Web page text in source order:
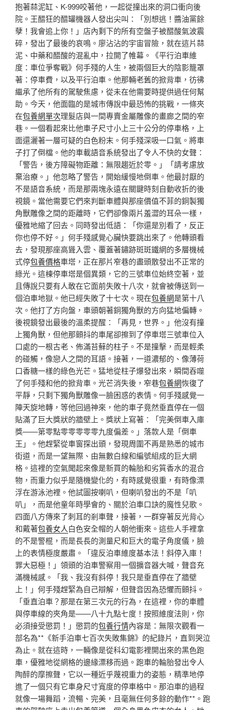
抱著蒜泥缸、K-999咬著他，一起從撞出來的洞口衝向後
院。王醋狂的醋罐機器人發出尖叫：「別想逃！醬油黨餘
孽！我會追上你！」店內剩下的所有空盤子被醋酸氣波震
碎，發出了最後的哀鳴。廖沾沾的宇宙冒險，就在這片蒜
泥、中藥和醋酸的混亂中，拉開了帷幕。《平行泊車維
度：車位爭奪戰》何手殘的人生，被兩個巨大的陰影籠罩
著：停車費，以及平行泊車。他那輛老舊的掀背車，彷彿
繼承了他所有的駕駛焦慮，從未在他需要時提供過任何幫
助。今天，他面臨的是城市傳說中最恐怖的挑戰，一條夾
在包養網單次理髮店與一間專賣金屬雕像的畫廊之間的窄
巷。一個看起來比他車子尺寸小上三十公分的停車格，上
面還灑著一層可疑的白色粉末。何手殘深吸一口氣。將車
子打了倒檔。他的車載語音系統發出了令人不快的女聲：
「警告，後方障礙物距離：無限趨近於零。」「請考慮放
棄治療。」他忽略了警告，開始緩慢地倒車。他最討厭的
不是語音系統，而是那兩塊永遠在關鍵時刻自動收折的後
視鏡。當他需要它們來判斷車體與那座價值不菲的銅製獨
角獸雕像之間的距離時，它們卻像兩片羞澀的耳朵一樣，
優雅地縮了回去。同時發出低語：「你還是別看了，反正
你也停不好。」何手殘感覺心臟快要跳出來了。他轉頭看
去，發現那座高聳入雲、覆蓋著鏽跡斑斑鐵網的多層機械
式停包養價格車塔，正在那片窄巷的盡頭散發出不正常的
綠光。這棟停車塔是個異類，它的三號車位始終空著，並
且傳說只要有人敢在它面前失敗十八次，就會被傳送到一
個泊車地獄。他已經失敗了十七次。現在包養網是第十八
次。他打了方向盤，車頭朝著銅獨角獸的方向猛地偏轉。
後視鏡發出最後的溫柔提醒：「再見，世界。」他沒有撞
上獨角獸，但他那顫抖的車尾卻擦到了停車塔三號車位入
口處的一根古老、佈滿苔蘚的柱子。不是撞擊，而是輕柔
的碰觸，像戀人之間的耳語。接著，一道濃郁的、像薄荷
口香糖一樣的綠色光芒。猛地從柱子爆發出來，瞬間吞噬
了何手殘和他的掀背車。光芒消失後，窄巷包養網恢復了
平靜，只剩下獨角獸雕像一臉困惑的表情。何手殘感覺一
陣天旋地轉，等他回過神來，他的車子竟然垂直停在一個
貼滿了巨大獎狀的牆壁上。獎狀上寫著：「完美倒車入庫
獎——第零點零零零零零九度偏差。」落款人是「倒車
王」。他趕緊從車窗探出頭，發現周圍不再是熟悉的城市
街道，而是一望無際、由無數白線和編號組成的巨大網
格。這裡的空氣聞起來像是新買的輪胎和劣質香水的混合
物，而重力似乎是隨機變化的，有時感覺很重，有時像漂
浮在游泳池裡。他試圖按喇叭，但喇叭發出的不是「叭
叭」，而是他童年時學會的、關於泊車口訣的魔性兒歌。
四面八方傳來了刺耳的剎車聲，接著，一群穿著反光背心
和戴著包養女人白色安全帽的人朝他衝來。這些人手裡拿
的不是警棍，而是長長的測量尺和巨大的電子角度儀，臉
上的表情極度嚴肅。「違反泊車維度基本法！斜停入庫！
罪大惡極！」領頭的泊車警察用一個擴音器大喊，聲音充
滿機械感。「我、我沒有斜停！我只是垂直停在了牆壁
上！」何手殘趕緊為自己辯解，但聲音因為恐懼而顫抖。
「垂直泊車？那是在第三次元的行為，在這裡，你的車體
與停車線的夾角是——八十九點七度！按照維度法則，你
必須接受懲罰！」懲罰的包養行情內容是：無限次觀看一
部名為**《新手泊車七百次失敗集錦》的紀錄片，直到哭泣
為止。就在這時，一輛像是從科幻電影裡開出來的黑色跑
車，優雅地從網格的邊緣漂移而過。跑車的輪胎發出令人
陶醉的摩擦聲，它以一種近乎蔑視重力的姿態，精準地停
進了一個只有它車身尺寸寬度的停車格中。那泊車的過程
就像一場舞蹈，流暢、完美，且毫無任何多餘的動作**。跑